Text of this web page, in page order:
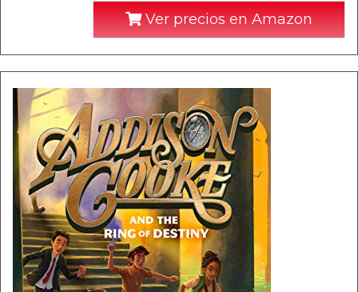
Ver precios en Amazon